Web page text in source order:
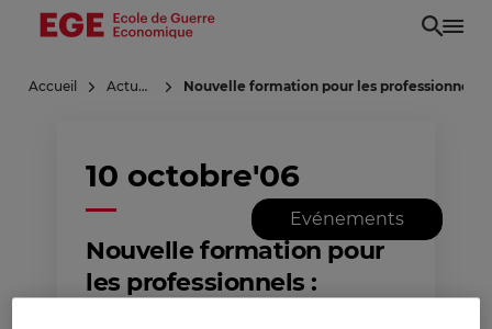
Aller
principal
Accueil Actualités Nouvelle formation pour les professionnels
10 octobre'06
Nouvelle formation pour
les professionnels :
Evénements